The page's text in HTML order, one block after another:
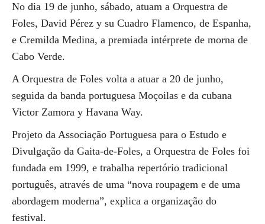
No dia 19 de junho, sábado, atuam a Orquestra de
Foles, David Pérez y su Cuadro Flamenco, de Espanha,
e Cremilda Medina, a premiada intérprete de morna de
Cabo Verde.
A Orquestra de Foles volta a atuar a 20 de junho,
seguida da banda portuguesa Moçoilas e da cubana
Victor Zamora y Havana Way.
Projeto da Associação Portuguesa para o Estudo e
Divulgação da Gaita-de-Foles, a Orquestra de Foles foi
fundada em 1999, e trabalha repertório tradicional
português, através de uma “nova roupagem e de uma
abordagem moderna”, explica a organização do
festival.